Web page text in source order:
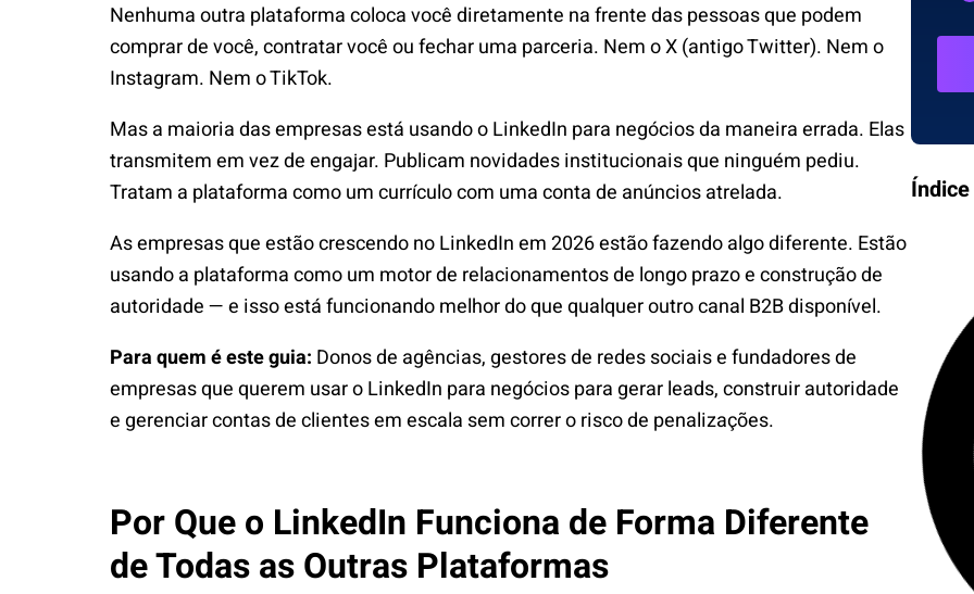
Nenhuma outra plataforma coloca você diretamente na frente das pessoas que podem
comprar de você, contratar você ou fechar uma parceria. Nem o X (antigo Twitter). Nem o
Instagram. Nem o TikTok.
Mas a maioria das empresas está usando o LinkedIn para negócios da maneira errada. Elas
transmitem em vez de engajar. Publicam novidades institucionais que ninguém pediu.
Tratam a plataforma como um currículo com uma conta de anúncios atrelada.
As empresas que estão crescendo no LinkedIn em 2026 estão fazendo algo diferente. Estão
usando a plataforma como um motor de relacionamentos de longo prazo e construção de
autoridade — e isso está funcionando melhor do que qualquer outro canal B2B disponível.
Para quem é este guia: Donos de agências, gestores de redes sociais e fundadores de
empresas que querem usar o LinkedIn para negócios para gerar leads, construir autoridade
e gerenciar contas de clientes em escala sem correr o risco de penalizações.
Por Que o LinkedIn Funciona de Forma Diferente
de Todas as Outras Plataformas
Índice